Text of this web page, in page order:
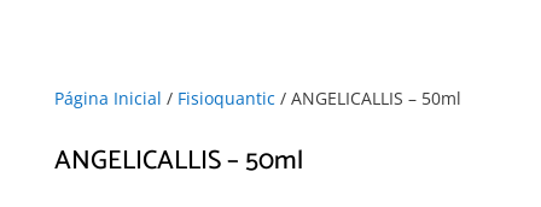
Página Inicial / Fisioquantic / ANGELICALLIS – 50ml
ANGELICALLIS – 50ml